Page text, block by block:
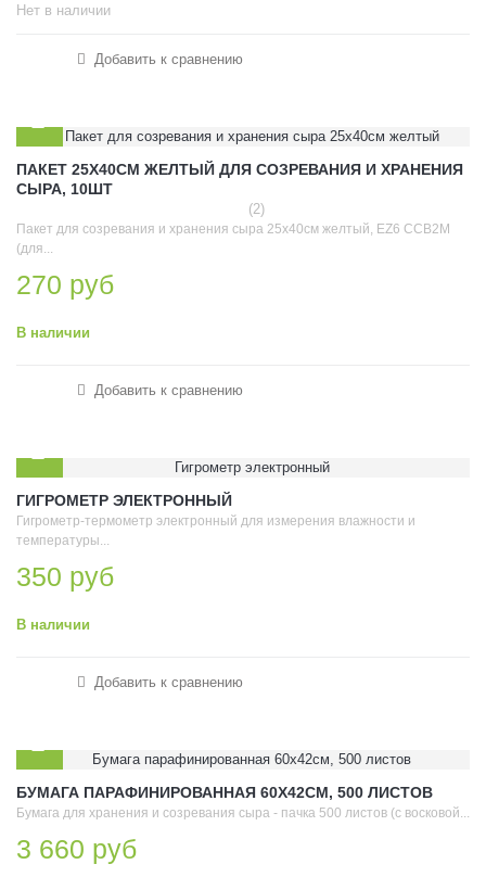
Нет в наличии
Добавить к сравнению
ПАКЕТ 25Х40СМ ЖЕЛТЫЙ ДЛЯ СОЗРЕВАНИЯ И ХРАНЕНИЯ
СЫРА, 10ШТ
(2)
Пакет для созревания и хранения сыра 25х40см желтый, EZ6 ССВ2М
(для...
270 руб
В наличии
Добавить к сравнению
ГИГРОМЕТР ЭЛЕКТРОННЫЙ
Гигрометр-термометр электронный для измерения влажности и
температуры...
350 руб
В наличии
Добавить к сравнению
БУМАГА ПАРАФИНИРОВАННАЯ 60Х42СМ, 500 ЛИСТОВ
Бумага для хранения и созревания сыра - пачка 500 листов (с восковой...
3 660 руб